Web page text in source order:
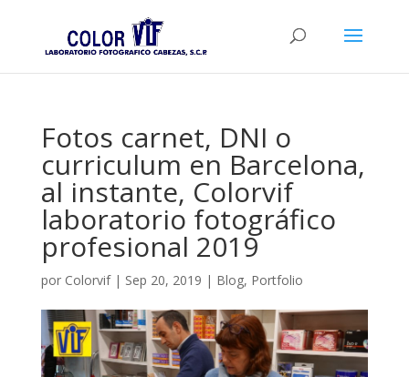
Fotos carnet, DNI o
curriculum en Barcelona,
al instante, Colorvif
laboratorio fotográfico
profesional 2019
por Colorvif| Sep 20, 2019 | Blog, Portfolio